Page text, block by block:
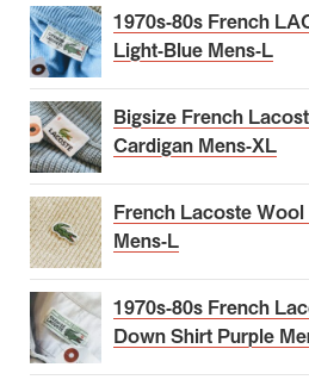
1970s-80s French
Light-Blue Mens-L
Bigsize French
Cardigan Mens-XL
French Lacoste
Mens-L
1970s-80s French
Down Shirt Purple